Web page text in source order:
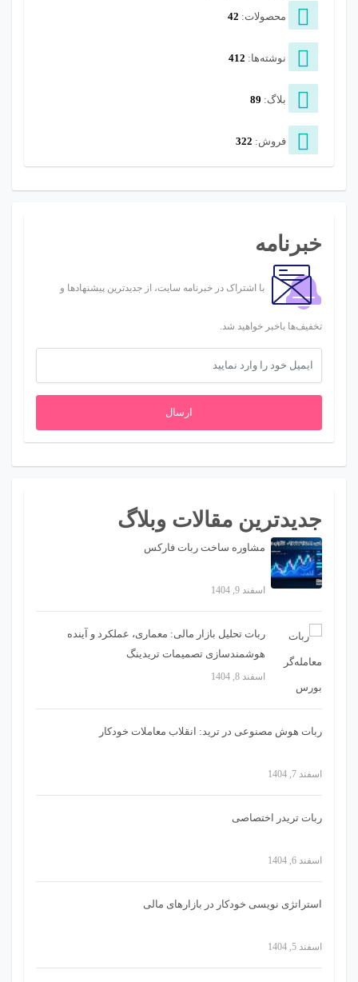
محصولات: 42
نوشته‌ها: 412
بلاگ: 89
فروش: 322
خبرنامه
با اشتراک در خبرنامه سایت، از جدیدترین پیشنهادها و
تخفیف‌ها باخبر خواهید شد.
ارسال
جدیدترین مقالات وبلاگ
مشاوره ساخت ربات فارکس
اسفند 9, 1404
ربات تحلیل بازار مالی: معماری، عملکرد و آینده
هوشمندسازی تصمیمات تریدینگ
اسفند 8, 1404
ربات هوش مصنوعی در ترید: انقلاب معاملات خودکار
اسفند 7, 1404
ربات تریدر اختصاصی
اسفند 6, 1404
استراتژی‌ نویسی خودکار در بازارهای مالی
اسفند 5, 1404